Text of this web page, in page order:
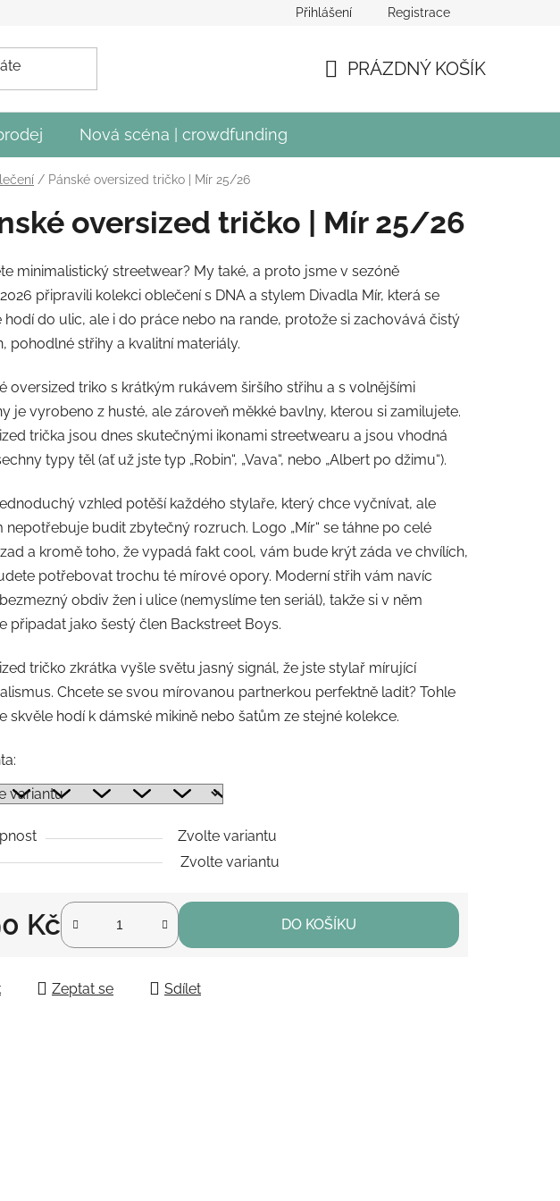
Obecné podmínky crowdfundingu Divadla MírPřihlášení Registrace
PRÁZDNÝ KOŠÍK
Nová scéna | crowdfunding
/ Pánské oversized tričko | Mír 25/26
oversized tričko | Mír 25/26
minimalistický streetwear? My také, a proto jsme v sezóně
připravili kolekci oblečení s DNA a stylem Divadla Mír, která se
hodí do ulic, ale i do práce nebo na rande, protože si zachovává čistý
pohodlné střihy a kvalitní materiály.
oversized triko s krátkým rukávem širšího střihu a s volnějšími
je vyrobeno z husté, ale zároveň měkké bavlny, kterou si zamilujete.
trička jsou dnes skutečnými ikonami streetwearu a jsou vhodná
typy těl (ať už jste typ „Robin“, „Vava“, nebo „Albert po džimu“).
vzhled potěší každého stylaře, který chce vyčnívat, ale
nepotřebuje budit zbytečný rozruch. Logo „Mír“ se táhne po celé
a kromě toho, že vypadá fakt cool, vám bude krýt záda ve chvílích,
potřebovat trochu té mírové opory. Moderní střih vám navíc
obdiv žen i ulice (nemyslíme ten seriál), takže si v něm
připadat jako šestý člen Backstreet Boys.
tričko zkrátka vyšle světu jasný signál, že jste stylař mírující
Chcete se svou mírovanou partnerkou perfektně ladit? Tohle
skvěle hodí k dámské mikině nebo šatům ze stejné kolekce.
Zvolte variantu
Zvolte variantu
Kč DO KOŠÍKU
Zeptat se Sdílet